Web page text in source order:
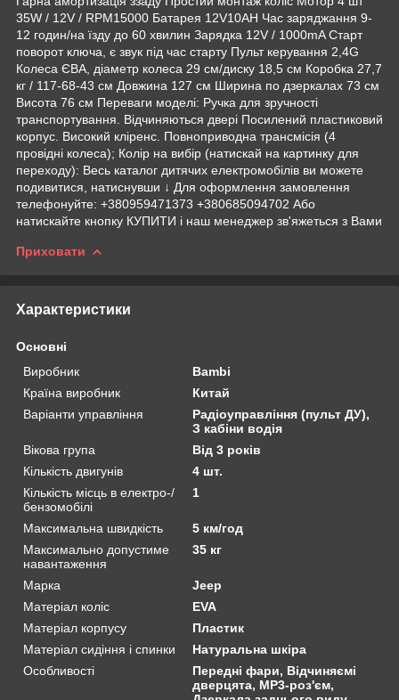
35W / 12V / RPM15000 Батарея 12V10AH Час заряджання 9-
12 годин/на їзду до 60 хвилин Зарядка 12V / 1000mA Старт
поворот ключа, є звук під час старту Пульт керування 2,4G
Колеса ЄВА, діаметр колеса 29 см/диску 18,5 см Коробка 27,7
кг / 117-68-43 см Довжина 127 см Ширина по дзеркалах 73 см
Висота 76 см Переваги моделі: Ручка для зручності
транспортування. Відчиняються двері Посилений пластиковий
корпус. Високий кліренс. Повноприводна трансмісія (4
провідні колеса); Колір на вибір (натискай на картинку для
переходу): Весь каталог дитячих електромобілів ви можете
подивитися, натиснувши ↓ Для оформлення замовлення
телефонуйте: +380959471373 +380685094702 Або
натискайте кнопку КУПИТИ і наш менеджер зв'яжеться з Вами
Приховати
Характеристики
Основні
Виробник
Bambi
Країна виробник
Китай
Варіанти управління
Радіоуправління (пульт ДУ),
З кабіни водія
Вікова група
Від 3 років
Кількість двигунів
4 шт.
Кількість місць в електро-/
бензомобілі
1
Максимальна швидкість
5 км/год
Максимально допустиме
навантаження
35 кг
Марка
Jeep
Матеріал коліс
EVA
Матеріал корпусу
Пластик
Матеріал сидіння і спинки
Натуральна шкіра
Особливості
Передні фари, Відчиняємі
дверцята, MP3-роз'єм,